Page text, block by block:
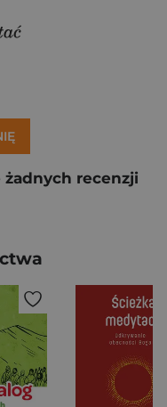
recenzji